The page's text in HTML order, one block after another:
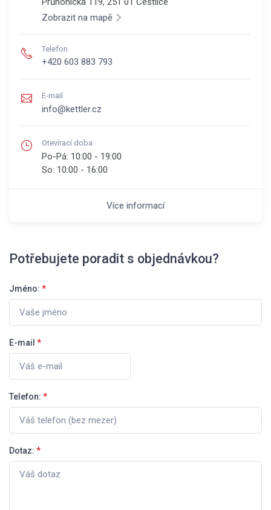
Zobrazit na mapě
Telefon
+420 603 883 793
E-mail
info@kettler.cz
Otevírací doba
Po-Pá: 10:00 - 19:00
So: 10:00 - 16:00
Více informací
Potřebujete poradit s objednávkou?
Jméno: *
E-mail *
Telefon: *
Dotaz: *